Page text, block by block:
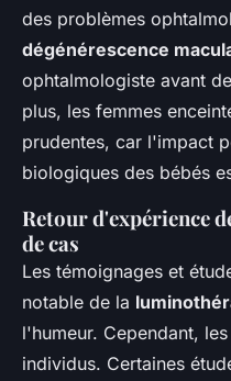
des problèmes
dégénérescence
ophtalmologiste avant
plus, les femmes
prudentes, car l'impact
biologiques des bébés
Retour d'expérience
de cas
Les témoignages et
notable de la
l'humeur. Cependant,
individus. Certaines